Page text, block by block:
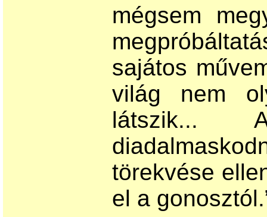
mégsem
sajátos
világ nem
látszik...
törekvése
el a